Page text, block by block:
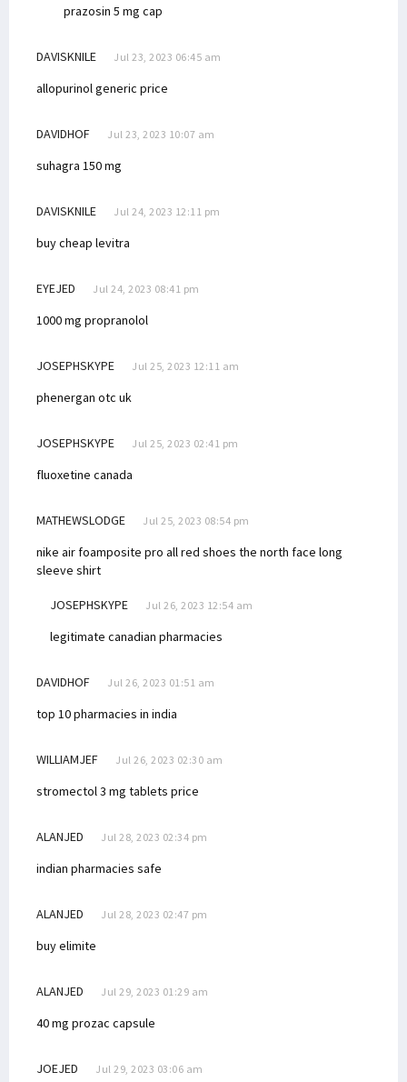
prazosin 5 mg cap
DAVISKNILE Jul 23, 2023 06:45 am
allopurinol generic price
DAVIDHOF Jul 23, 2023 10:07 am
suhagra 150 mg
DAVISKNILE Jul 24, 2023 12:11 pm
buy cheap levitra
EYEJED Jul 24, 2023 08:41 pm
1000 mg propranolol
JOSEPHSKYPE Jul 25, 2023 12:11 am
phenergan otc uk
JOSEPHSKYPE Jul 25, 2023 02:41 pm
fluoxetine canada
MATHEWSLODGE Jul 25, 2023 08:54 pm
nike air foamposite pro all red shoes the north face long
sleeve shirt
JOSEPHSKYPE Jul 26, 2023 12:54 am
legitimate canadian pharmacies
DAVIDHOF Jul 26, 2023 01:51 am
top 10 pharmacies in india
WILLIAMJEF Jul 26, 2023 02:30 am
stromectol 3 mg tablets price
ALANJED Jul 28, 2023 02:34 pm
indian pharmacies safe
ALANJED Jul 28, 2023 02:47 pm
buy elimite
ALANJED Jul 29, 2023 01:29 am
40 mg prozac capsule
JOEJED Jul 29, 2023 03:06 am